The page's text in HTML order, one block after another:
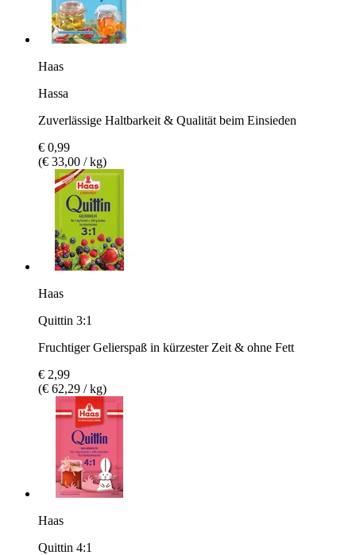
Haas
Hassa
Zuverlässige Haltbarkeit & Qualität beim Einsieden
€ 0,99
(€ 33,00 / kg)
Haas
Quittin 3:1
Fruchtiger Gelierspaß in kürzester Zeit & ohne Fett
€ 2,99
(€ 62,29 / kg)
Haas
Quittin 4:1